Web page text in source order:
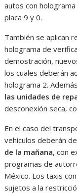
autos con
placa 9 y 0.
También se aplican
holograma de
demostración,
los cuales deberán
holograma 2.
las unidades de
desconexión seca,
En el caso del
vehículos deberán
de la mañana, con
programas de
México. Los taxis
sujetos a la